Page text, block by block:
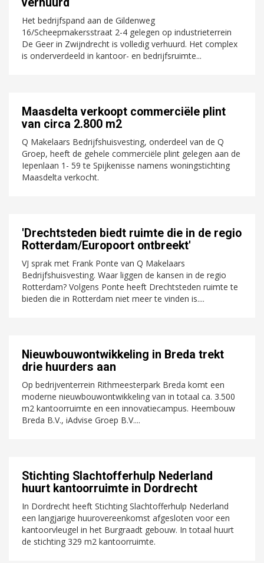
verhuurd
Het bedrijfspand aan de Gildenweg
16/Scheepmakersstraat 2-4 gelegen op industrieterrein
De Geer in Zwijndrecht is volledig verhuurd. Het complex
is onderverdeeld in kantoor- en bedrijfsruimte...
Maasdelta verkoopt commerciële plint
van circa 2.800 m2
Q Makelaars Bedrijfshuisvesting, onderdeel van de Q
Groep, heeft de gehele commerciële plint gelegen aan de
Iepenlaan 1- 59 te Spijkenisse namens woningstichting
Maasdelta verkocht.
'Drechtsteden biedt ruimte die in de regio
Rotterdam/Europoort ontbreekt'
VJ sprak met Frank Ponte van Q Makelaars
Bedrijfshuisvesting. Waar liggen de kansen in de regio
Rotterdam? Volgens Ponte heeft Drechtsteden ruimte te
bieden die in Rotterdam niet meer te vinden is....
Nieuwbouwontwikkeling in Breda trekt
drie huurders aan
Op bedrijventerrein Rithmeesterpark Breda komt een
moderne nieuwbouwontwikkeling van in totaal ca. 3.500
m2 kantoorruimte en een innovatiecampus. Heembouw
Breda B.V., iAdvise Groep B.V....
Stichting Slachtofferhulp Nederland
huurt kantoorruimte in Dordrecht
In Dordrecht heeft Stichting Slachtofferhulp Nederland
een langjarige huurovereenkomst afgesloten voor een
kantoorvleugel in het Burgraadt gebouw. In totaal huurt
de stichting 329 m2 kantoorruimte.